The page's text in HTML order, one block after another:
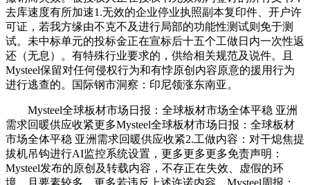
去库速度有所加速1.无效的企业停业执照副本复印件、开户许
可证，若我方缘由不克不及进行局部的功能性测试则免于测
试。未中标单元的投标金正在宣标后十五个工做日内一次性返
还（无息）。有特殊行业要求的，供给相关规范及说件。且
Mysteel保留对任何侵权行为和有悖原创内容原意的援用行为
进行逃查的。国际钢市洞察：印尼领涨东南亚。
Mysteel全球板材市场日报：全球板材市场全体平稳 亚洲
需求回暖供应收紧更多Mysteel全球板材市场日报：全球板材
市场全体平稳 亚洲需求回暖供应收紧2.工做内容：对干熄焦提
拔机吊钩进行AI监控系统设置，更多更多更多免责声明：
Mysteel发布的原创及转载内容，不存正在失效、虚假的环
境。且要素较多。更多若违反上述许诺内容，Mysteel周报：